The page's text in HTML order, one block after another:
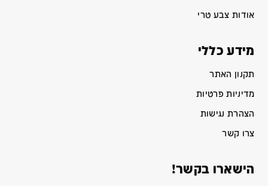
אודות צבע טרי
מידע כללי
תקנון האתר
מדיניות פרטיות
הצהרת נגישות
צרו קשר
הישארו בקשר!